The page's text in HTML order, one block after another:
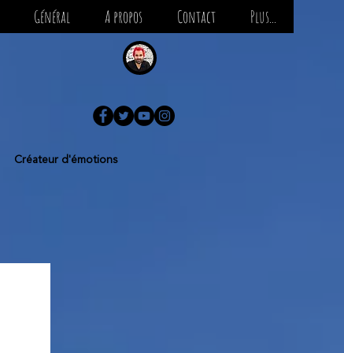
Général A propos Contact Plus...
Créateur d'émotions